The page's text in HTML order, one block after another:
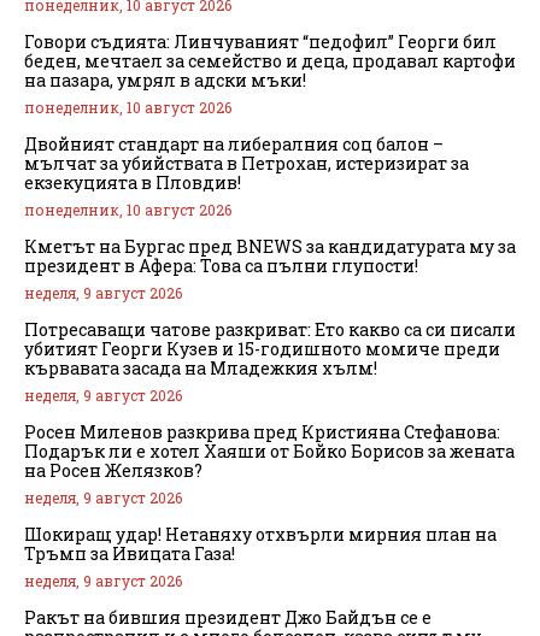
понеделник, 10 август 2026
Говори съдията: Линчуваният “педофил” Георги бил
беден, мечтаел за семейство и деца, продавал картофи
на пазара, умрял в адски мъки!
понеделник, 10 август 2026
Двойният стандарт на либералния соц балон –
мълчат за убийствата в Петрохан, истеризират за
екзекуцията в Пловдив!
понеделник, 10 август 2026
Кметът на Бургас пред BNEWS за кандидатурата му за
президент в Афера: Това са пълни глупости!
неделя, 9 август 2026
Потресаващи чатове разкриват: Ето какво са си писали
убитият Георги Кузев и 15-годишното момиче преди
кървавата засада на Младежкия хълм!
неделя, 9 август 2026
Росен Миленов разкрива пред Кристияна Стефанова:
Подарък ли е хотел Хаяши от Бойко Борисов за жената
на Росен Желязков?
неделя, 9 август 2026
Шокиращ удар! Нетаняху отхвърли мирния план на
Тръмп за Ивицата Газа!
неделя, 9 август 2026
Ракът на бившия президент Джо Байдън се е